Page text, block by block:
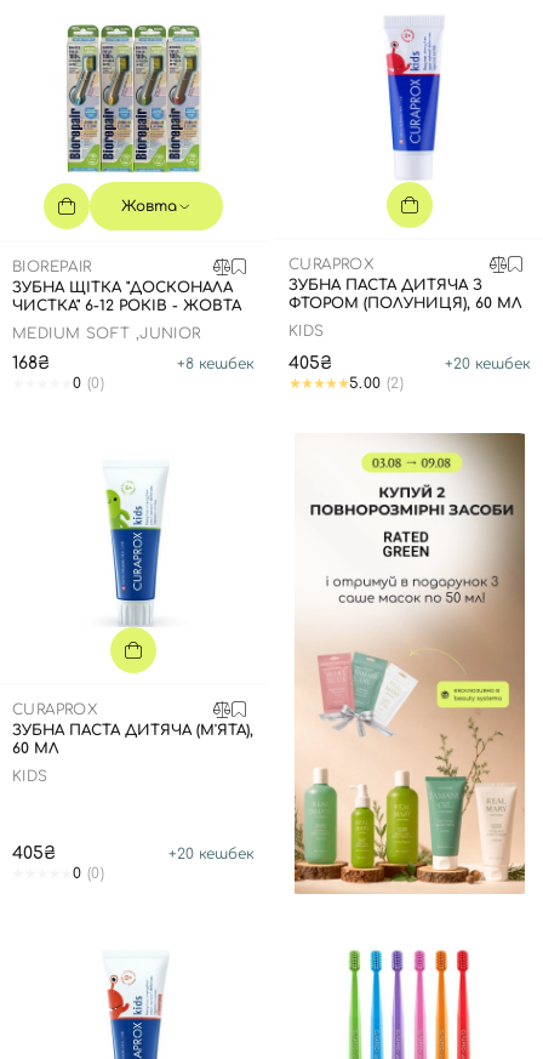
Жовта
BIOREPAIR
ЗУБНА ЩІТКА "ДОСКОНАЛА
ЧИСТКА" 6-12 РОКІВ - ЖОВТА
MEDIUM SOFT ,JUNIOR
168₴ +8 кешбек
0 (0)
CURAPROX
ЗУБНА ПАСТА ДИТЯЧА З
ФТОРОМ (ПОЛУНИЦЯ), 60 МЛ
KIDS
405₴ +20 кешбек
5.00 (2)
CURAPROX
ЗУБНА ПАСТА ДИТЯЧА (М'ЯТА),
60 МЛ
KIDS
405₴ +20 кешбек
0 (0)